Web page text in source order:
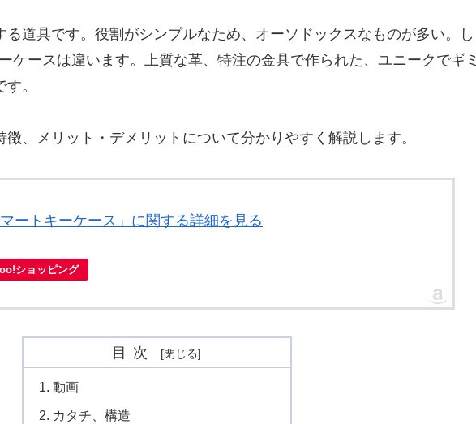
る道具です。役割がシンプルなため、オーソドックスなものが多い。し
ケースは違います。上質な革、特注の金具で作られた、ユニークでギミ
。
、メリット・デメリットについて分かりやすく解説します。
ートキーケース」に関する詳細を見る
ショッピング
目次
動画
カタチ、構造